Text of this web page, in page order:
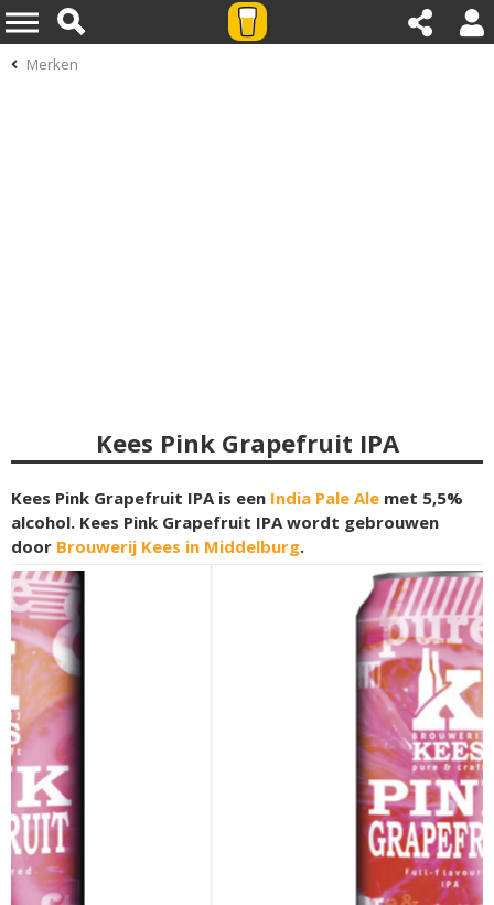
Merken
Kees Pink Grapefruit IPA
Kees Pink Grapefruit IPA is een India Pale Ale met 5,5%
alcohol. Kees Pink Grapefruit IPA wordt gebrouwen
door Brouwerij Kees in Middelburg.